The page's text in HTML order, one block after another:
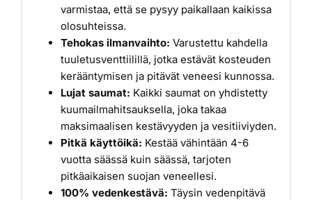
varmistaa, että se pysyy paikallaan kaikissa
olosuhteissa.
Tehokas ilmanvaihto: Varustettu kahdella
tuuletusventtiilillä, jotka estävät kosteuden
kerääntymisen ja pitävät veneesi kunnossa.
Lujat saumat: Kaikki saumat on yhdistetty
kuumailmahitsauksella, joka takaa
maksimaalisen kestävyyden ja vesitiiviyden.
Pitkä käyttöikä: Kestää vähintään 4-6
vuotta säässä kuin säässä, tarjoten
pitkäaikaisen suojan veneellesi.
100% vedenkestävä: Täysin vedenpitävä